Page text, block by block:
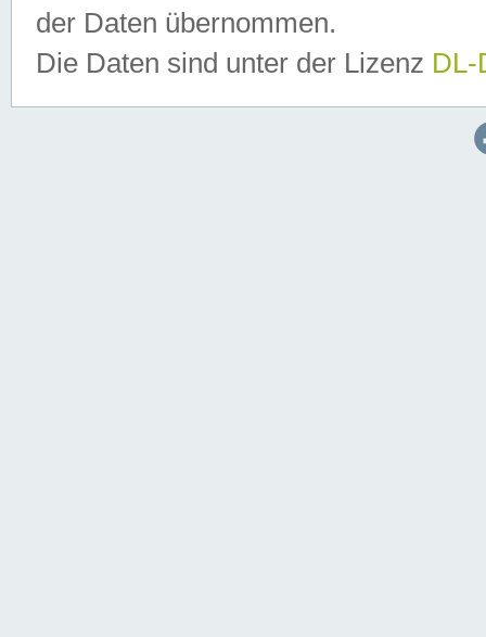
der Daten übernommen.
Die Daten sind unter der Lizenz